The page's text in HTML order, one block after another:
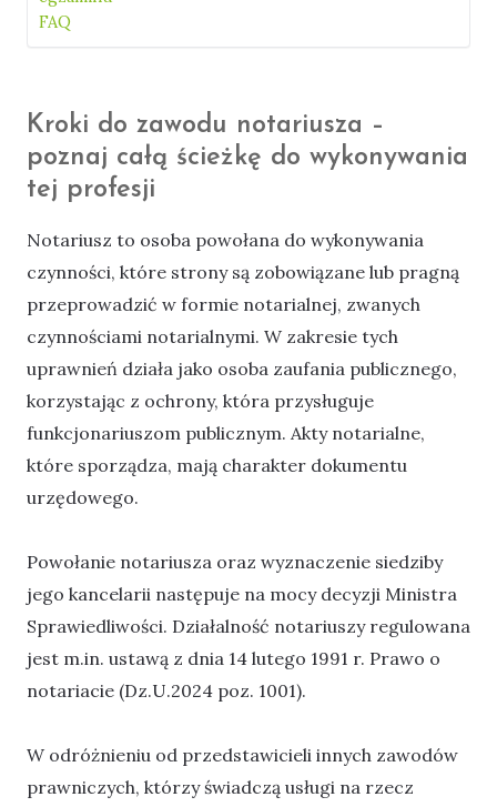
FAQ
Kroki do zawodu notariusza –
poznaj całą ścieżkę do wykonywania
tej profesji
Notariusz to osoba powołana do wykonywania
czynności, które strony są zobowiązane lub pragną
przeprowadzić w formie notarialnej, zwanych
czynnościami notarialnymi. W zakresie tych
uprawnień działa jako osoba zaufania publicznego,
korzystając z ochrony, która przysługuje
funkcjonariuszom publicznym. Akty notarialne,
które sporządza, mają charakter dokumentu
urzędowego.
Powołanie notariusza oraz wyznaczenie siedziby
jego kancelarii następuje na mocy decyzji Ministra
Sprawiedliwości. Działalność notariuszy regulowana
jest m.in. ustawą z dnia 14 lutego 1991 r. Prawo o
notariacie (Dz.U.2024 poz. 1001).
W odróżnieniu od przedstawicieli innych zawodów
prawniczych, którzy świadczą usługi na rzecz